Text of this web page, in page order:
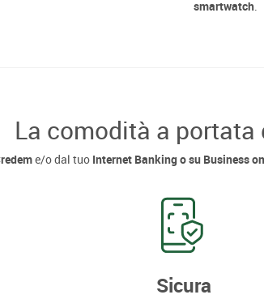
smartwatch
La comodità a portata
e/o dal tuo Internet Banking o su Business on
Sicura